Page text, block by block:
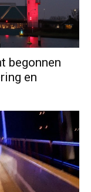
begonnen
en